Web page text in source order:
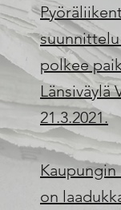
polkee
Länsiväylä
21.3.2021.
on